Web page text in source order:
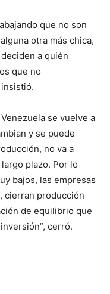
que no son
otra más chica,
a quién
que no
se vuelve a
y se puede
no va a
plazo. Por lo
bajos, las empresas
cierran producción
de equilibrio que
cerró.